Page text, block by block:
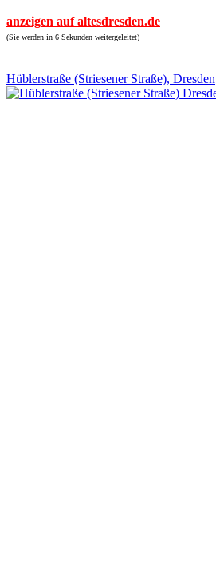
anzeigen auf altesdresden.de
(Sie werden in 6 Sekunden weitergeleitet)
Hüblerstraße (Striesener Straße), Dresden